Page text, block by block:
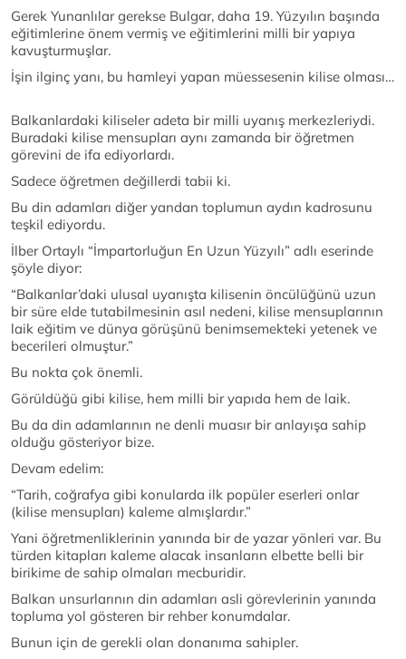
Gerek Yunanlılar gerekse Bulgar, daha 19. Yüzyılın başında
eğitimlerine önem vermiş ve eğitimlerini milli bir yapıya
kavuşturmuşlar.
İşin ilginç yanı, bu hamleyi yapan müessesenin kilise olması…
Balkanlardaki kiliseler adeta bir milli uyanış merkezleriydi.
Buradaki kilise mensupları aynı zamanda bir öğretmen
görevini de ifa ediyorlardı.
Sadece öğretmen değillerdi tabii ki.
Bu din adamları diğer yandan toplumun aydın kadrosunu
teşkil ediyordu.
İlber Ortaylı “İmpartorluğun En Uzun Yüzyılı” adlı eserinde
şöyle diyor:
“Balkanlar’daki ulusal uyanışta kilisenin öncülüğünü uzun
bir süre elde tutabilmesinin asıl nedeni, kilise mensuplarının
laik eğitim ve dünya görüşünü benimsemekteki yetenek ve
becerileri olmuştur.”
Bu nokta çok önemli.
Görüldüğü gibi kilise, hem milli bir yapıda hem de laik.
Bu da din adamlarının ne denli muasır bir anlayışa sahip
olduğu gösteriyor bize.
Devam edelim:
“Tarih, coğrafya gibi konularda ilk popüler eserleri onlar
(kilise mensupları) kaleme almışlardır.”
Yani öğretmenliklerinin yanında bir de yazar yönleri var. Bu
türden kitapları kaleme alacak insanların elbette belli bir
birikime de sahip olmaları mecburidir.
Balkan unsurlarının din adamları asli görevlerinin yanında
topluma yol gösteren bir rehber konumdalar.
Bunun için de gerekli olan donanıma sahipler.